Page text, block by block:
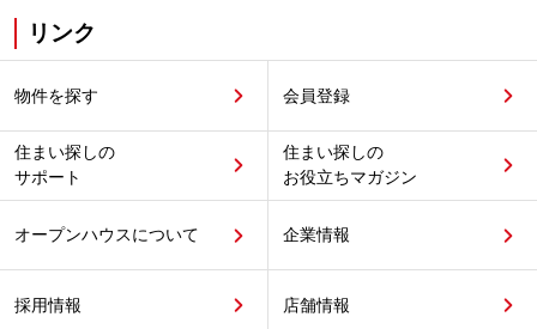
リンク
物件を探す 会員登録
住まい探しの
サポート
住まい探しの
お役立ちマガジン
オープンハウスについて 企業情報
採用情報 店舗情報